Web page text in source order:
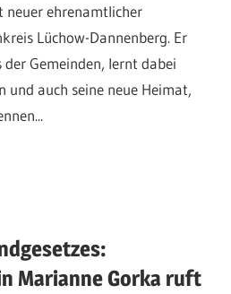
neuer ehrenamtlicher
Lüchow-Dannenberg. Er
Gemeinden, lernt dabei
und auch seine neue Heimat,
Marianne Gorka ruft